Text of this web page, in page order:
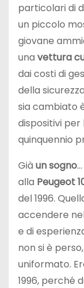
particolari di
un piccolo
giovane
una vettura
dai costi di
della
sia cambiato
dispositivi per
quinquennio
Già un sogno
alla Peugeot
del 1996.
accendere
e di
non si è
uniformato.
1996, perché